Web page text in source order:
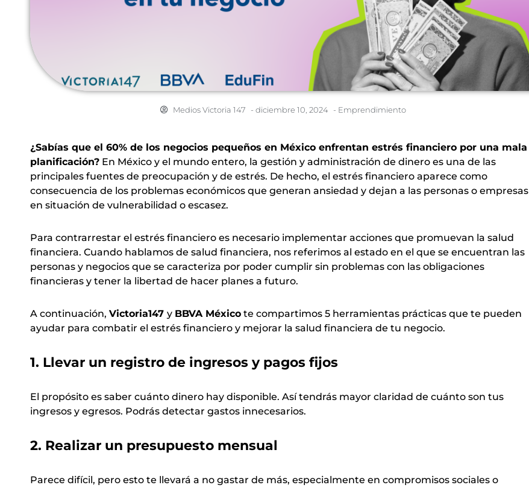
Medios Victoria 147 - diciembre 10, 2024 - Emprendimiento
¿Sabías que el 60% de los negocios pequeños en México enfrentan estrés financiero por una mala
planificación? En México y el mundo entero, la gestión y administración de dinero es una de las
principales fuentes de preocupación y de estrés. De hecho, el estrés financiero aparece como
consecuencia de los problemas económicos que generan ansiedad y dejan a las personas o empresas
en situación de vulnerabilidad o escasez.
Para contrarrestar el estrés financiero es necesario implementar acciones que promuevan la salud
financiera. Cuando hablamos de salud financiera, nos referimos al estado en el que se encuentran las
personas y negocios que se caracteriza por poder cumplir sin problemas con las obligaciones
financieras y tener la libertad de hacer planes a futuro.
A continuación, Victoria147 y BBVA México te compartimos 5 herramientas prácticas que te pueden
ayudar para combatir el estrés financiero y mejorar la salud financiera de tu negocio.
1. Llevar un registro de ingresos y pagos fijos
El propósito es saber cuánto dinero hay disponible. Así tendrás mayor claridad de cuánto son tus
ingresos y egresos. Podrás detectar gastos innecesarios.
2. Realizar un presupuesto mensual
Parece difícil, pero esto te llevará a no gastar de más, especialmente en compromisos sociales o